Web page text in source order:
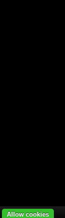
Allow cookies